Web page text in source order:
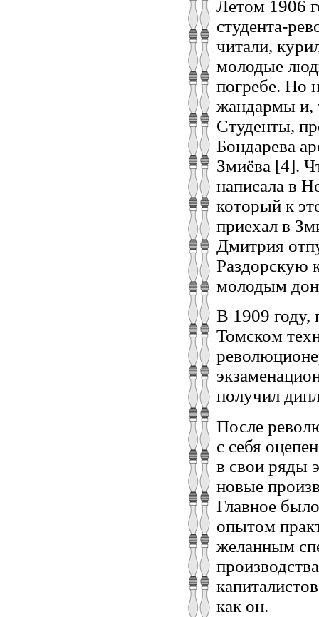
Летом 1906
студента-
читали,
молодые
погребе. Но
жандармы и,
Студенты,
Бондарева
Змиёва [4].
написала в
который к
приехал в
Дмитрия
Раздорскую
молодым
В 1909 году,
Томском
получил
После
с себя
в свои ряды
новые
Главное
опытом
желанным
как он.